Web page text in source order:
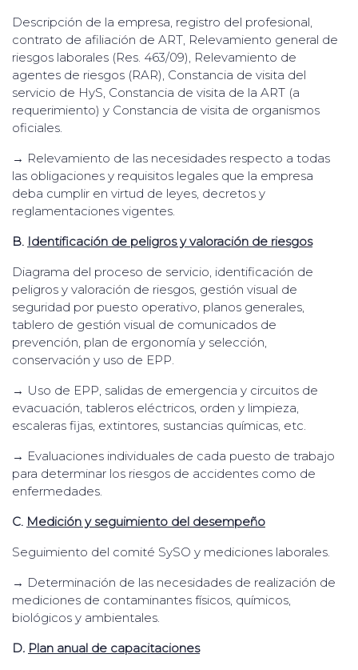
Descripción de la empresa, registro del profesional,
contrato de afiliación de ART, Relevamiento general de
riesgos laborales (Res. 463/09), Relevamiento de
agentes de riesgos (RAR), Constancia de visita del
servicio de HyS, Constancia de visita de la ART (a
requerimiento) y Constancia de visita de organismos
oficiales.
→ Relevamiento de las necesidades respecto a todas
las obligaciones y requisitos legales que la empresa
deba cumplir en virtud de leyes, decretos y
reglamentaciones vigentes.
B. Identificación de peligros y valoración de riesgos
Diagrama del proceso de servicio, identificación de
peligros y valoración de riesgos, gestión visual de
seguridad por puesto operativo, planos generales,
tablero de gestión visual de comunicados de
prevención, plan de ergonomía y selección,
conservación y uso de EPP.
→ Uso de EPP, salidas de emergencia y circuitos de
evacuación, tableros eléctricos, orden y limpieza,
escaleras fijas, extintores, sustancias químicas, etc.
→ Evaluaciones individuales de cada puesto de trabajo
para determinar los riesgos de accidentes como de
enfermedades.
C. Medición y seguimiento del desempeño
Seguimiento del comité SySO y mediciones laborales.
→ Determinación de las necesidades de realización de
mediciones de contaminantes físicos, químicos,
biológicos y ambientales.
D. Plan anual de capacitaciones